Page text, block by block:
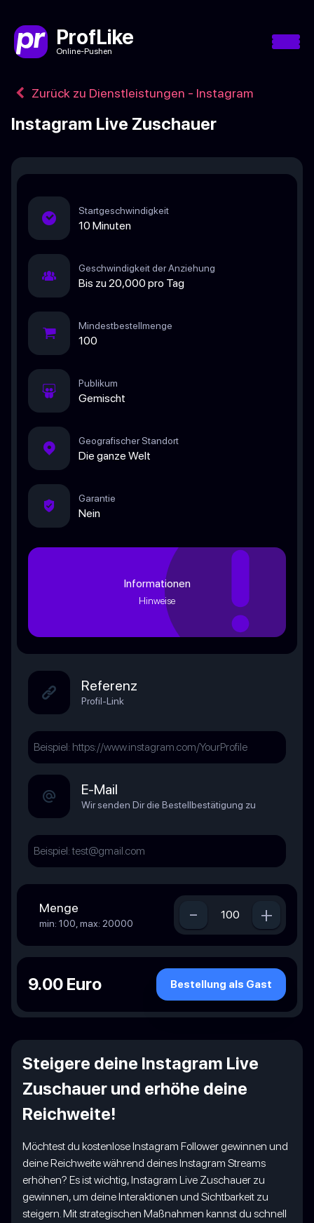
ProfLike
Online-Pushen
Zurück zu Dienstleistungen - Instagram
Instagram Live Zuschauer
Startgeschwindigkeit
10 Minuten
Geschwindigkeit der Anziehung
Bis zu 20,000 pro Tag
Mindestbestellmenge
100
Publikum
Gemischt
Geografischer Standort
Die ganze Welt
Garantie
Nein
Informationen
Hinweise
Referenz
Profil-Link
E-Mail
Wir senden Dir die Bestellbestätigung zu
Menge
min: 100, max: 20000 - +
9.00 Euro Bestellung als Gast
Steigere deine Instagram Live
Zuschauer und erhöhe deine
Reichweite!
Möchtest du kostenlose Instagram Follower gewinnen und
deine Reichweite während deines Instagram Streams
erhöhen? Es ist wichtig, Instagram Live Zuschauer zu
gewinnen, um deine Interaktionen und Sichtbarkeit zu
steigern. Mit strategischen Maßnahmen kannst du schnell